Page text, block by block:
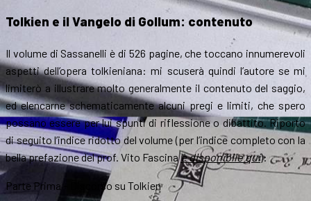
Tolkien e il Vangelo di Gollum: contenuto
Il volume di Sassanelli è di 526 pagine, che toccano innumerevoli
aspetti dell’opera tolkieniana: mi scuserà quindi l’autore se mi
limiterò a illustrare molto generalmente il contenuto del saggio,
ed elencarne schematicamente alcuni pregi e limiti, che spero
possano essere per lui spunti di riflessione o dibattito.Riporto
di seguito l’indice ridotto del volume (per l’indice completo con la
bella prefazione del prof. Vito Fascinaè disponibile qui):
Parte Prima – Discorso su Tolkien